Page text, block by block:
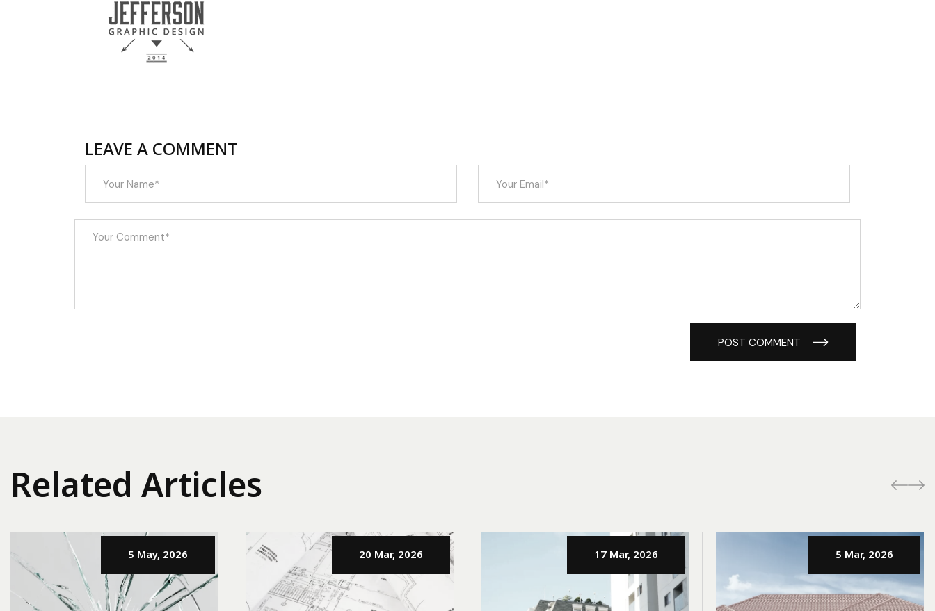
LEAVE A COMMENT
POST COMMENT
Related Articles
5 May, 2026 20 Mar, 2026 17 Mar, 2026 5 Mar, 2026